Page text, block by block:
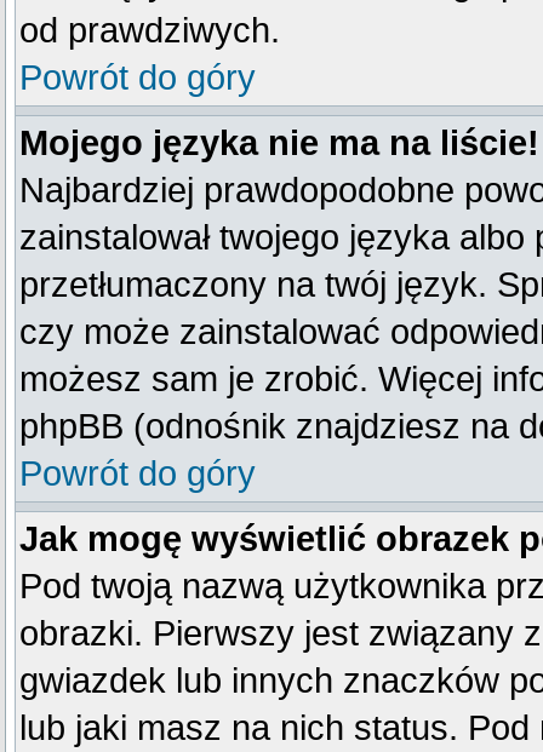
od prawdziwych.
Powrót do góry
Mojego języka nie ma na liście!
Najbardziej prawdopodobne
zainstalował twojego języka
przetłumaczony na twój język.
czy może zainstalować
możesz sam je zrobić. Więcej
phpBB (odnośnik znajdziesz na
Powrót do góry
Jak mogę wyświetlić obrazek
Pod twoją nazwą użytkownika
obrazki. Pierwszy jest związany
gwiazdek lub innych znaczków
lub jaki masz na nich status.